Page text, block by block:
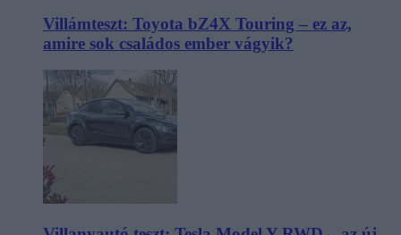
Villámteszt: Toyota bZ4X Touring – ez az,
amire sok családos ember vágyik?